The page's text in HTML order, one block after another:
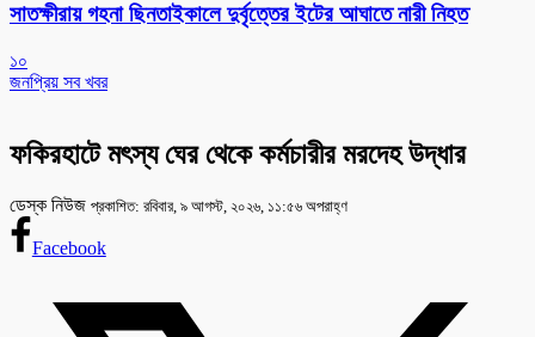
সাতক্ষীরায় গহনা ছিনতাইকালে দুর্বৃত্তের ইটের আঘাতে নারী নিহত
১০
জনপ্রিয় সব খবর
ফকিরহাটে মৎস্য ঘের থেকে কর্মচারীর মরদেহ উদ্ধার
ডেস্ক নিউজ প্রকাশিত: রবিবার, ৯ আগস্ট, ২০২৬, ১১:৫৬ অপরাহ্ণ
Facebook